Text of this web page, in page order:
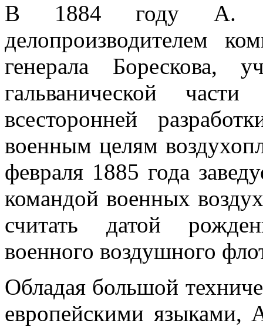
В 1884 году А. М.
делопроизводителем
генерала Борескова,
гальванической
всесторонней
военным целям
февраля 1885 года
командой военных
считать датой
военного воздушного
Обладая большой
европейскими языками,